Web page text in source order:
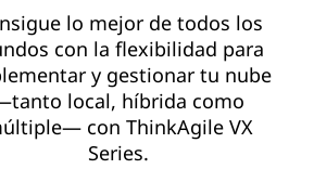
lo mejor de todos los
con la flexibilidad para
y gestionar tu nube
local, híbrida como
con ThinkAgile VX
Series.